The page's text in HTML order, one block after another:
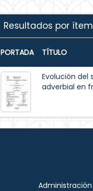
Resultados por
PORTADA TÍTULO
Evolución
adverbial en